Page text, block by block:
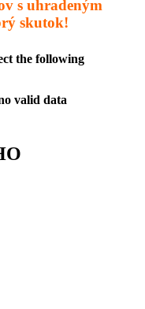
s uhradeným
skutok!
the following
valid data